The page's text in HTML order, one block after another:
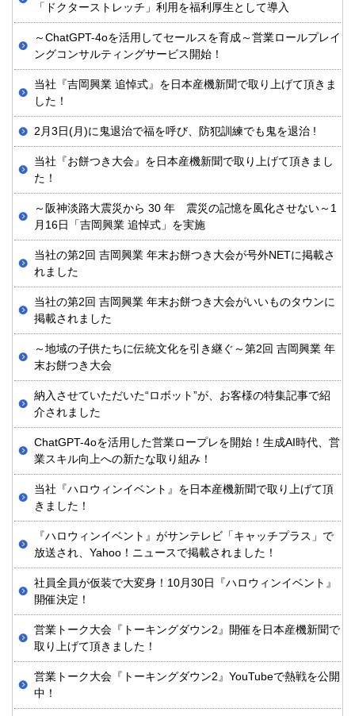
「ドクターストレッチ」利用を福利厚生として導入
～ChatGPT-4oを活用してセールスを育成～営業ロールプレイ
ングコンサルティングサービス開始！
当社『吉岡興業 追悼式』を日本産機新聞で取り上げて頂きま
した！
2月3日(月)に鬼退治で福を呼び、防犯訓練でも鬼を退治 !
当社『お餅つき大会』を日本産機新聞で取り上げて頂きまし
た！
～阪神淡路大震災から 30 年 震災の記憶を風化させない～1
月16日「吉岡興業 追悼式」を実施
当社の第2回 吉岡興業 年末お餅つき大会が号外NETに掲載さ
れました
当社の第2回 吉岡興業 年末お餅つき大会がいいものタウンに
掲載されました
～地域の子供たちに伝統文化を引き継ぐ～第2回 吉岡興業 年
末お餅つき大会
納入させていただいた“ロボット”が、お客様の特集記事で紹
介されました
ChatGPT-4oを活用した営業ロープレを開始！生成AI時代、営
業スキル向上への新たな取り組み！
当社『ハロウィンイベント』を日本産機新聞で取り上げて頂
きました！
『ハロウィンイベント』がサンテレビ「キャッチプラス」で
放送され、Yahoo！ニュースで掲載されました！
社員全員が仮装で大変身！10月30日『ハロウィンイベント』
開催決定！
営業トーク大会『トーキングダウン2』開催を日本産機新聞で
取り上げて頂きました！
営業トーク大会『トーキングダウン2』YouTubeで熱戦を公開
中！